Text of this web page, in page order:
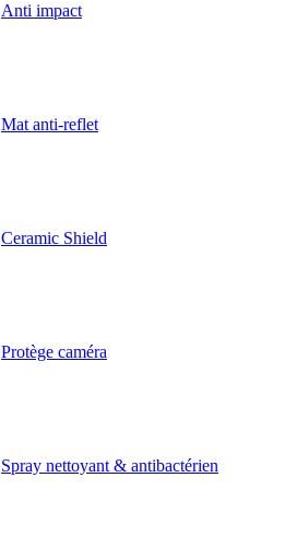
Anti impact
Mat anti-reflet
Ceramic Shield
Protège caméra
Spray nettoyant & antibactérien